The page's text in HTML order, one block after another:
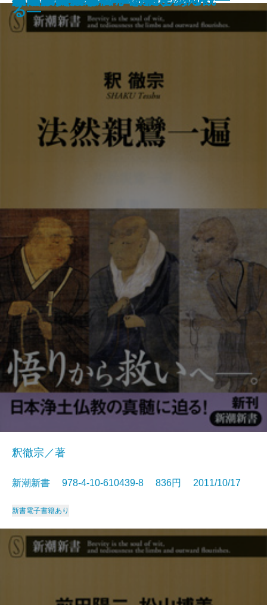
―
釈徹宗／著
新潮新書 978-4-10-610439-8 836円 2011/10/17
新書電子書籍あり
る―